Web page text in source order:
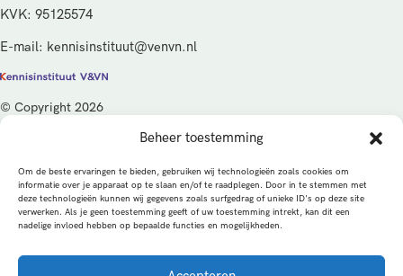
Beheer toestemming
Om de beste ervaringen te bieden, gebruiken wij technologieën zoals cookies om
informatie over je apparaat op te slaan en/of te raadplegen. Door in te stemmen met
deze technologieën kunnen wij gegevens zoals surfgedrag of unieke ID's op deze site
verwerken. Als je geen toestemming geeft of uw toestemming intrekt, kan dit een
nadelige invloed hebben op bepaalde functies en mogelijkheden.
KVK: 95125574
E-mail: kennisinstituut@venvn.nl
© Copyright 2026
De activiteiten van het Kennisinstituut V&VN worden gefinancierd
vanuit de kwaliteitsgelden van het ministerie van Volksgezondheid,
Welzijn en Sport (VWS), beheerd door ZonMw.
PrivacybeleidCookiesAlgemene voorwaarden